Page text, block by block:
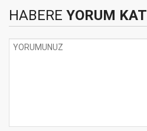
HABERE YORUM KAT